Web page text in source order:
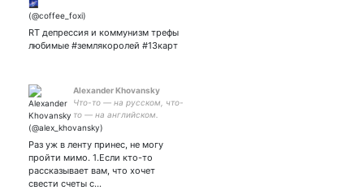
в бережно-тёмные руки
RT депрессия и коммунизм трефы
любимые #землякоролей #13карт
Alexander Khovansky
Что-то — на русском, что-
то — на английском.
Developer from
Tokyo. Sometimes I do
security stuff. Opinions my
own.
Раз уж в ленту принес, не могу
пройти мимо. 1.Если кто-то
рассказывает вам, что хочет
свести счеты с…